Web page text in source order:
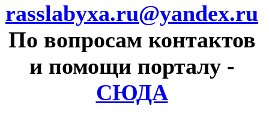
rasslabyxa.ru@yandex.ru
По вопросам контактов
и помощи порталу -
СЮДА